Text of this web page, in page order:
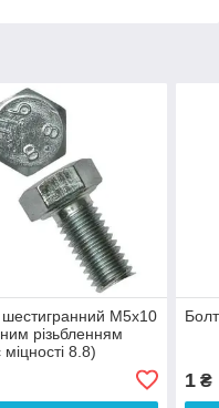
шестигранний М5х10
різьбленням
міцності 8.8)
1 ₴